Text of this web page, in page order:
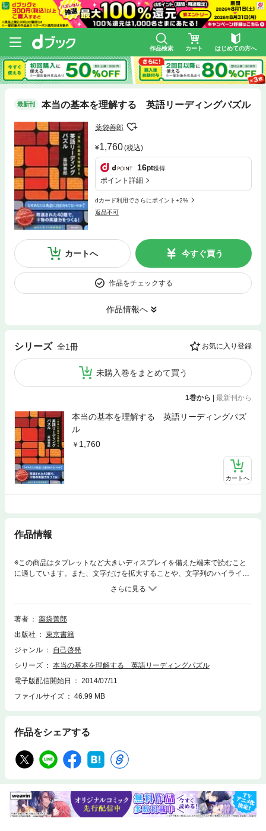
作品検索 カート はじめての方へ
最新刊 本当の基本を理解する 英語リーディングパズル
薬袋善郎
1,760(税込)
16pt獲得
ポイント詳細
dカード利用でさらにポイント+2%
返品不可
カートへ 今すぐ買う
作品をチェックする
作品情報へ
シリーズ 全1冊 お気に入り登録
未購入巻をまとめて買う
1巻から 最新刊から
本当の基本を理解する 英語リーディングパズ
ル
1,760
カートへ
作品情報
※この商品はタブレットなど大きいディスプレイを備えた端末で読むこと
に適しています。また、文字だけを拡大することや、文字列のハイライ
ト、検索、辞書の参照、引用などの機能が使用できません。なぜ日本人は
英語ができるようにならないのか？ 日本人が気が付いていない「英文を
制御する目に見えないルール」を理解するために、精選された40題。本書
をマスターすれば、英語の本当の基本が理解できる「頭の働き」を身につ
著者
薬袋善郎
出版社
東京書籍
ジャンル
自己啓発
シリーズ
本当の基本を理解する 英語リーディングパズル
電子版配信開始日
2014/07/11
ファイルサイズ
46.99 MB
作品をシェアする